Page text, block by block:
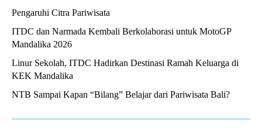
Pengaruhi Citra Pariwisata
ITDC dan Narmada Kembali Berkolaborasi untuk MotoGP
Mandalika 2026
Linur Sekolah, ITDC Hadirkan Destinasi Ramah Keluarga di
KEK Mandalika
NTB Sampai Kapan “Bilang” Belajar dari Pariwisata Bali?